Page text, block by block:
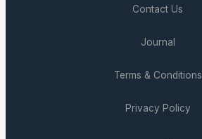
Contact Us
Journal
Terms & Conditions
Privacy Policy